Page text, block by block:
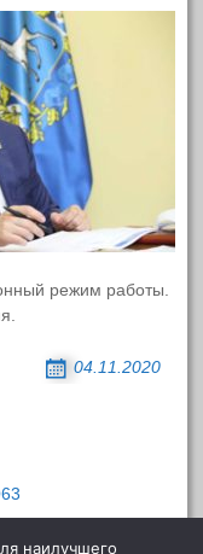
и
режим работы.
04.11.2020
наилучшего